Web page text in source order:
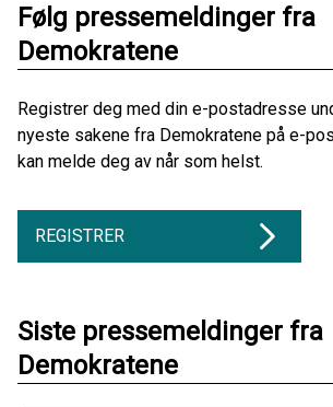
Følg pressemeldinger fra
Demokratene
Registrer deg med din e-postadresse
nyeste sakene fra Demokratene på e-
kan melde deg av når som helst.
REGISTRER
Siste pressemeldinger fra
Demokratene